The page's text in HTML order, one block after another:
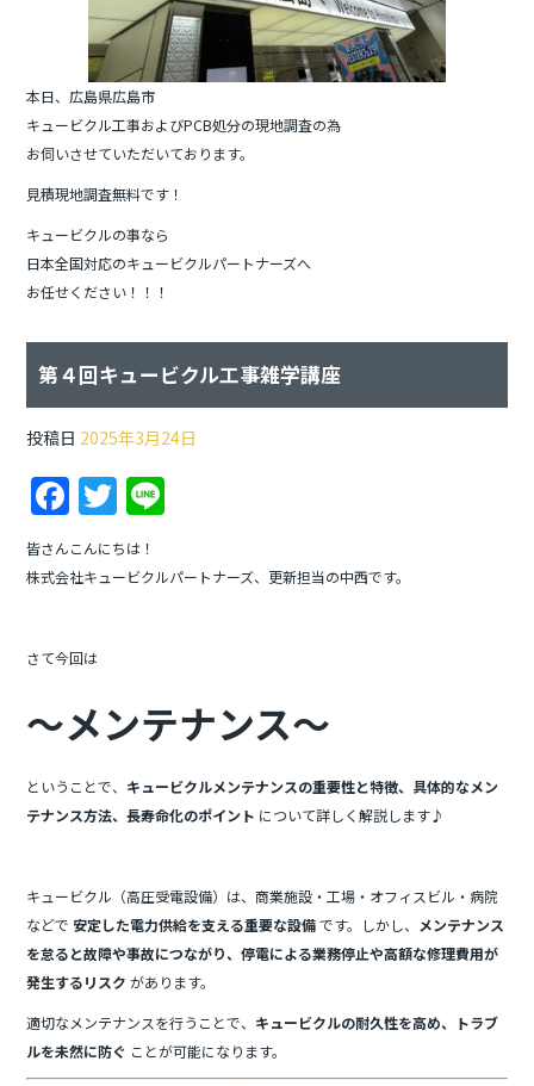
本日、広島県広島市
キュービクル工事およびPCB処分の現地調査の為
お伺いさせていただいております。
見積現地調査無料です！
キュービクルの事なら
日本全国対応のキュービクルパートナーズへ
お任せください！！！
第４回キュービクル工事雑学講座
投稿日 2025年3月24日
F
a
c
b
o
T
w
itt e
皆さんこんにちは！
株式会社キュービクルパートナーズ、更新担当の中西です。
さて今回は
～メンテナンス～
ということで、 キュービクルメンテナンスの重要性と特徴、具体的なメン
テナンス方法、長寿命化のポイント について詳しく解説します♪
キュービクル（高圧受電設備）は、商業施設・工場・オフィスビル・病院
などで 安定した電力供給を支える重要な設備です。しかし、 メンテナンス
を怠ると故障や事故につながり、停電による業務停止や高額な修理費用が
発生するリスク があります。
適切なメンテナンスを行うことで、 キュービクルの耐久性を高め、トラブ
ルを未然に防ぐ ことが可能になります。